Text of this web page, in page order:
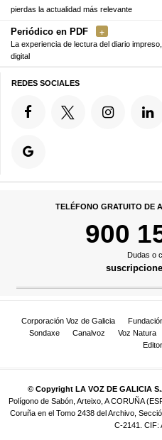
pierdas la actualidad más relevante
Periódico en PDF
La experiencia de lectura del diario
digital
REDES SOCIALES
TELÉFONO GRATUITO DE
900
Dudas o
Corporación Voz de Galicia
Sondaxe
Canalvoz Voz Natura
© Copyright LA VOZ DE GALICIA
Polígono de Sabón, Arteixo, A CORUÑA
Coruña en el Tomo 2438 del Archivo,
C-2141. CIF: